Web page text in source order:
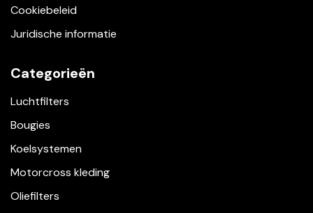
Cookiebeleid
Juridische informatie
Categorieën
Luchtfilters
Bougies
Koelsystemen
Motorcross kleding
Oliefilters